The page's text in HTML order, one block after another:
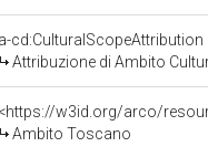
a-cd:CulturalScopeAttribution
Attribuzione di Ambito
<https://w3id.org/arco/
Ambito Toscano